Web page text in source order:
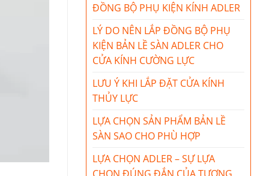
ĐỒNG BỘ PHỤ KIỆN KÍNH ADLER
LÝ DO NÊN LẮP ĐỒNG BỘ PHỤ
KIỆN BẢN LỀ SÀN ADLER CHO
CỬA KÍNH CƯỜNG LỰC
LƯU Ý KHI LẮP ĐẶT CỬA KÍNH
THỦY LỰC
LỰA CHỌN SẢN PHẨM BẢN LỀ
SÀN SAO CHO PHÙ HỢP
LỰA CHỌN ADLER – SỰ LỰA